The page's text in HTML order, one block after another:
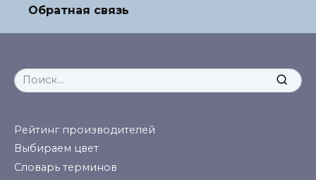
Обратная связь
Search
for:
Рейтинг производителей
Выбираем цвет
Словарь терминов